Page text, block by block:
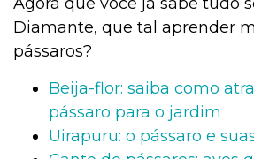
Diamante, que tal aprender
pássaros?
Beija-flor: saiba como
pássaro para o jardim
Uirapuru: o pássaro e